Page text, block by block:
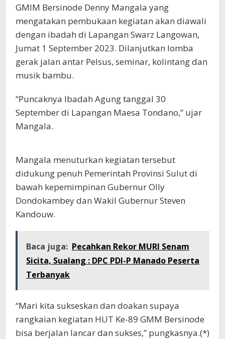
GMIM Bersinode Denny Mangala yang
mengatakan pembukaan kegiatan akan diawali
dengan ibadah di Lapangan Swarz Langowan,
Jumat 1 September 2023. Dilanjutkan lomba
gerak jalan antar Pelsus, seminar, kolintang dan
musik bambu.
“Puncaknya Ibadah Agung tanggal 30
September di Lapangan Maesa Tondano,” ujar
Mangala.
Mangala menuturkan kegiatan tersebut
didukung penuh Pemerintah Provinsi Sulut di
bawah kepemimpinan Gubernur Olly
Dondokambey dan Wakil Gubernur Steven
Kandouw.
Baca juga: Pecahkan Rekor MURI Senam
Sicita, Sualang : DPC PDI-P Manado Peserta
Terbanyak
“Mari kita sukseskan dan doakan supaya
rangkaian kegiatan HUT Ke-89 GMM Bersinode
bisa berjalan lancar dan sukses,” pungkasnya.(*)